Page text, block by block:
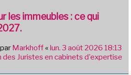
les immeubles : ce qui
Markhoff« lun. 3 août 2026 18:13
des Juristes en cabinets d'expertise